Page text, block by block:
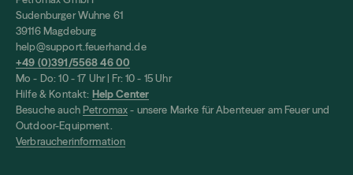
Sudenburger Wuhne 61
39116 Magdeburg
help@support.feuerhand.de
+49 (0)391/5568 46 00
Mo - Do: 10 - 17 Uhr | Fr: 10 - 15 Uhr
Hilfe & Kontakt: Help Center
Besuche auch Petromax- unsere Marke für Abenteuer am Feuer und
Outdoor-Equipment.
Verbraucherinformation